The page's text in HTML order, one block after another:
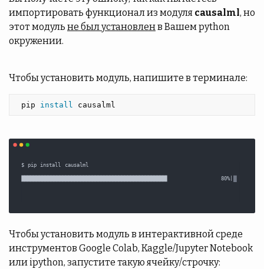
импортировать функционал из модуля causalml, но
этот модуль не был установленв Вашем python
окружении.
Чтобы установить модуль, напишите в терминале:
pip install causalml
Чтобы установить модуль в интерактивной среде
инструментов Google Colab, Kaggle/Jupyter Notebook
или ipython, запустите такую ячейку/строчку: